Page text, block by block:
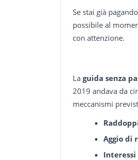
Se stai già
possibile al
con attenzione.
La guida senza
2019 andava da
meccanismi
Aggio di